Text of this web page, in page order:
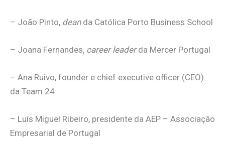
– João Pinto, deanda Católica Porto Business School
– Joana Fernandes, career leaderda Mercer Portugal
– Ana Ruivo, founder e chief executive officer (CEO)
da Team 24
– Luís Miguel Ribeiro, presidente da AEP – Associação
Empresarial de Portugal